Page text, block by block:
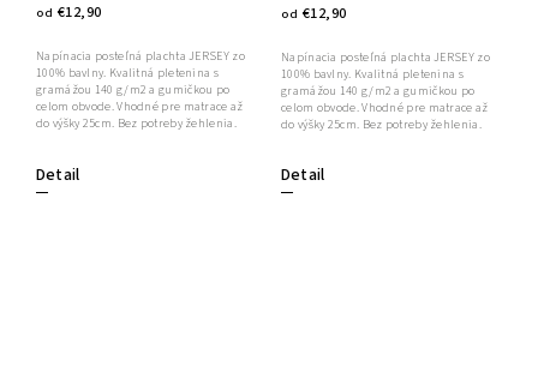
od €12,90
Detail
Napínacia posteľná plachta JERSEY zo
100% bavlny. Kvalitná pletenina s
gramážou 140 g/m2 a gumičkou po
celom obvode. Vhodné pre matrace až
do výšky 25cm. Bez potreby žehlenia.
od €12,90
Detail
Napínacia posteľná plachta JERSEY zo
100% bavlny. Kvalitná pletenina s
gramážou 140 g/m2 a gumičkou po
celom obvode. Vhodné pre matrace až
do výšky 25cm. Bez potreby žehlenia.